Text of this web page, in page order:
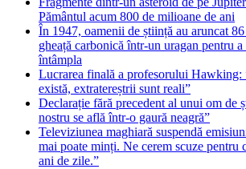
Pământul acum 800 de milioane de ani
În 1947, oamenii de știință au aruncat
gheață carbonică într-un uragan pentru a
întâmpla
Lucrarea finală a profesorului Hawking:
există, extratereștrii sunt reali”
Declarație fără precedent al unui om de
nostru se află într-o gaură neagră”
Televiziunea maghiară suspendă
mai poate minți. Ne cerem scuze pentru
ani de zile.”